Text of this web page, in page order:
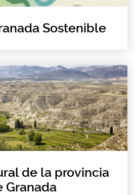
Sostenible
de la provincia
Granada